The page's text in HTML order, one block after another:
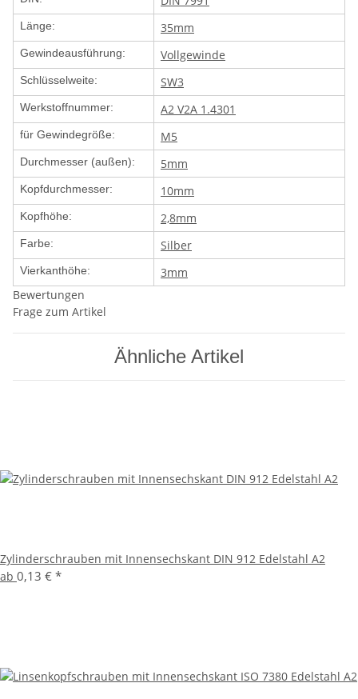
Länge: 35mm
Gewindeausführung: Vollgewinde
Schlüsselweite: SW3
Werkstoffnummer: A2 V2A 1.4301
für Gewindegröße: M5
Durchmesser (außen): 5mm
Kopfdurchmesser: 10mm
Kopfhöhe: 2,8mm
Farbe: Silber
Vierkanthöhe:
3mm
Bewertungen
Frage zum Artikel
Ähnliche Artikel
Zylinderschrauben mit Innensechskant DIN 912 Edelstahl A2
ab 0,13 € *